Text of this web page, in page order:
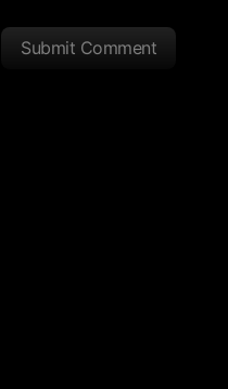
Submit Comment